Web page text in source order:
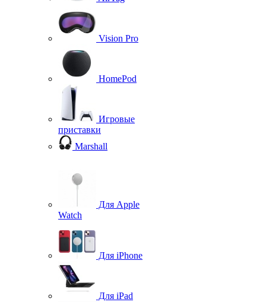
Vision Pro
HomePod
Игровые
приставки
Marshall
Для Apple
Watch
Для iPhone
Для iPad